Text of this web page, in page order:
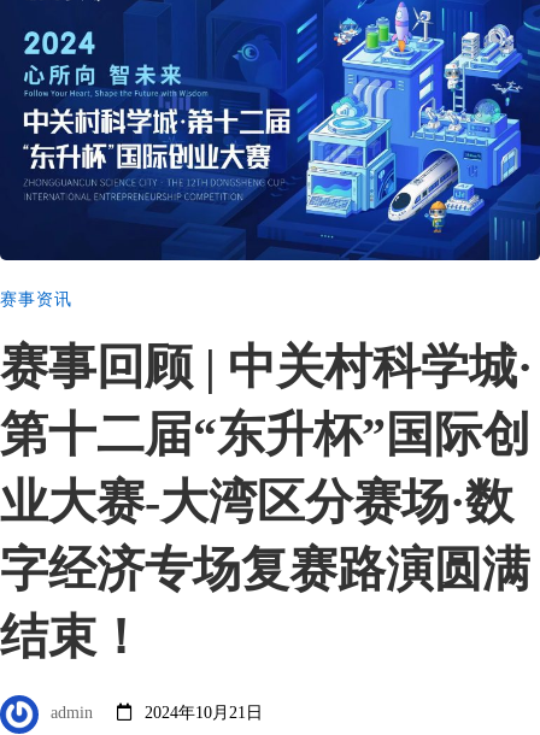
赛事资讯
赛事回顾 | 中关村科学城·
第十二届“东升杯”国际创
业大赛-大湾区分赛场·数
字经济专场复赛路演圆满
结束！
admin 2024年10月21日